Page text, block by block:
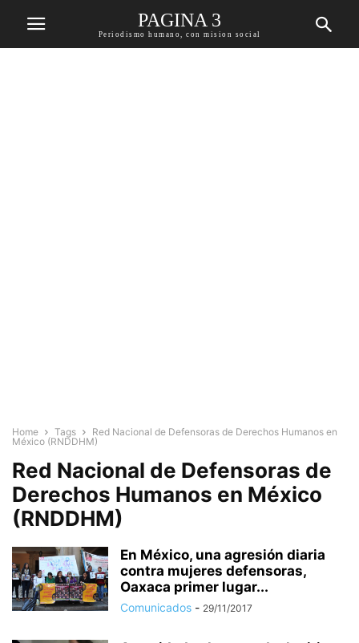
PAGINA 3
Periodismo humano, con mision social
Home Tags
Red Nacional de Defensoras de Derechos Humanos en
México (RNDDHM)
Red Nacional de Defensoras de
Derechos Humanos en México
(RNDDHM)
En México, una agresión diaria
contra mujeres defensoras,
Oaxaca primer lugar...
Comunicados - 29/11/2017